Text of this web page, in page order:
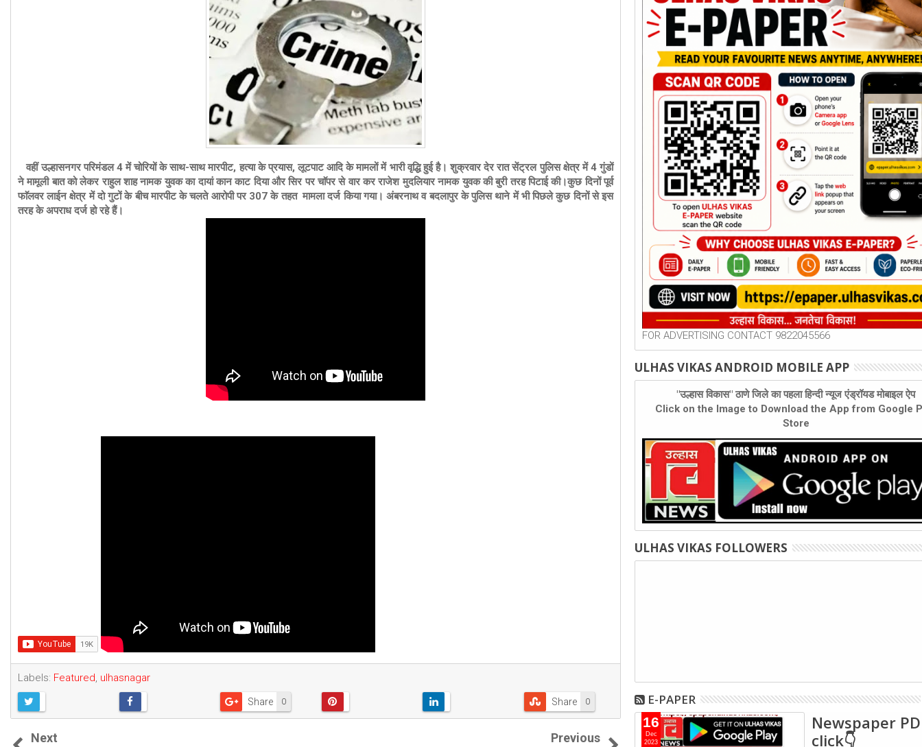
वहीं उल्हासनगर परिमंडल 4 में चोरियों के साथ-साथ मारपीट, हत्या के प्रयास, लूटपाट आदि के मामलों में भारी वृद्धि हुई है। शुक्रवार देर रात सेंट्रल पुलिस क्षेत्र में 4 गुंडों
ने मामूली बात को लेकर राहुल शाह नामक युवक का दायां कान काट दिया और सिर पर चाॅपर से वार कर राजेश मुदलियार नामक युवक की बुरी तरह पिटाई की।कुछ दिनों पूर्व
फाॅलवर लाईन क्षेत्र में दो गुटों के बीच मारपीट के चलते आरोपी पर 307 के तहत मामला दर्ज किया गया। अंबरनाथ व बदलापुर के पुलिस थाने में भी पिछले कुछ दिनों से इस
तरह के अपराध दर्ज हो रहे हैं।
Labels: Featured, ulhasnagar
0
Share 0
Share
Next Previous
FOR ADVERTISING CONTACT 9822045566
ULHAS VIKAS ANDROID MOBILE APP
"उल्हास विकास" ठाणे जिले का पहला हिन्दी न्यूज एंड्रॉयड मोबाइल ऐप
Click on the Image to Download the App from Google
Store
ULHAS VIKAS FOLLOWERS
E-PAPER
16
Dec
2023
Newspaper
click👇